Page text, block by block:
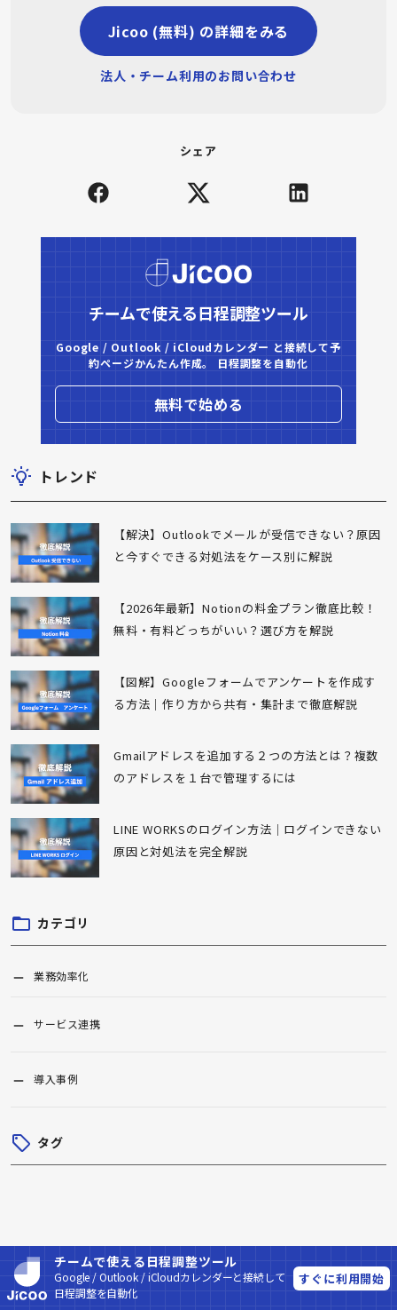
Jicoo (無料) の詳細をみる
法人・チーム利用のお問い合わせ
シェア
チームで使える日程調整ツール
Google / Outlook / iCloudカレンダー と接続して予
約ページかんたん作成。 日程調整を自動化
無料で始める
トレンド
【解決】Outlookでメールが受信できない？原因
と今すぐできる対処法をケース別に解説
【2026年最新】Notionの料金プラン徹底比較！
無料・有料どっちがいい？選び方を解説
【図解】Googleフォームでアンケートを作成す
る方法｜作り方から共有・集計まで徹底解説
Gmailアドレスを追加する２つの方法とは？複数
のアドレスを１台で管理するには
LINE WORKSのログイン方法｜ログインできない
原因と対処法を完全解説
カテゴリ
業務効率化
サービス連携
導入事例
タグ
チームで使える日程調整ツール
Google / Outlook / iCloudカレンダーと接続して
日程調整を自動化
すぐに利用開始